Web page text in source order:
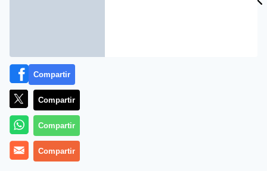
Compartir
Compartir
Compartir
Compartir